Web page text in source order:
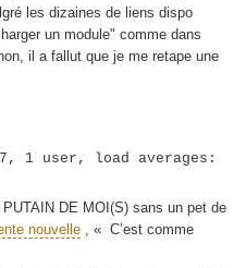
les dizaines de liens dispo
un module" comme dans
il a fallut que je me retape une
1 user, load averages:
DE MOI(S) sans un pet de
nouvelle, « C’est comme